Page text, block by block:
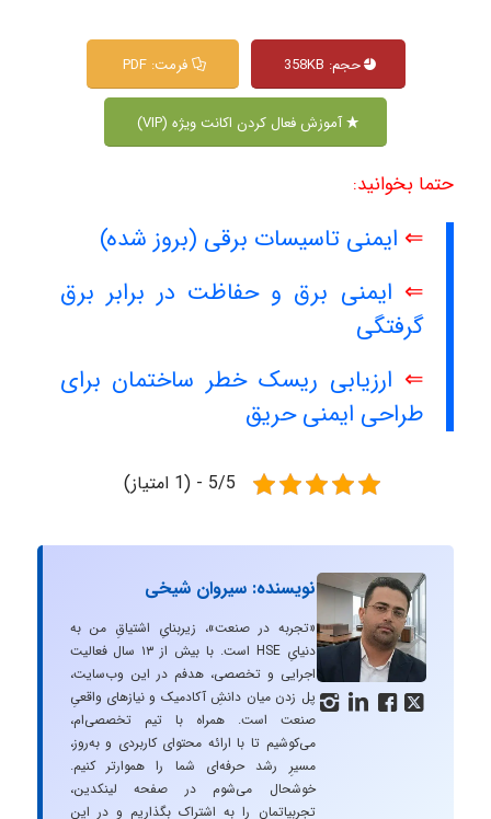
حجم: 358KB فرمت: PDF
آموزش فعال کردن اکانت ویژه (VIP)
حتما بخوانید:
⇐ ایمنی تاسیسات برقی (بروز شده)
⇐ ایمنی برق و حفاظت در برابر برق
گرفتگی
⇐ ارزیابی ریسک خطر ساختمان برای
طراحی ایمنی حریق
5/5 - (1 امتیاز)
   
نویسنده: سیروان شیخی
«تجربه در صنعت»، زیربنایِ اشتیاقِ من به
دنیایِ HSE است. با بیش از ۱۳ سال فعالیت
اجرایی و تخصصی، هدفم در این وب‌سایت،
پل زدن میان دانشِ آکادمیک و نیازهای واقعیِ
صنعت است. همراه با تیم تخصصی‌ام،
می‌کوشیم تا با ارائه محتوای کاربردی و به‌روز،
مسیرِ رشد حرفه‌ای شما را هموارتر کنیم.
خوشحال می‌شوم در صفحه لینکدین،
تجربیاتمان را به اشتراک بگذاریم و در این